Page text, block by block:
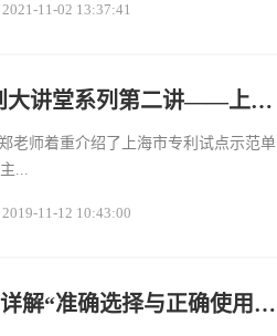
11-02 13:37:41
紫荆讲堂 | 清大紫荆-可可空间科创大讲堂系列第二讲——上海市惠企政策项目辅导
老师着重介绍了上海市专利试点示范单
...
11-12 10:43:00
紫荆培训 | 紫荆知产特邀资深律师详解“准确选择与正确使用商标”